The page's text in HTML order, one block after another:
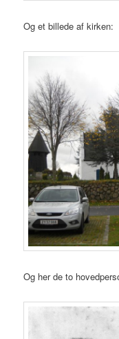
Og et billede af kirken:
Og her de to